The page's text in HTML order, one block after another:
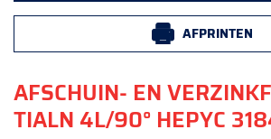
AFPRINTEN
AFSCHUIN- EN
TIALN 4L/90° HEPYC